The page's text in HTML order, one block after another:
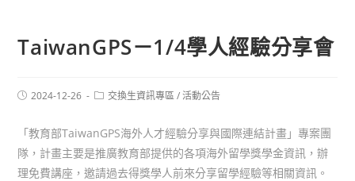
TaiwanGPS－1/4學人經驗分享會
2024-12-26 交換生資訊專區 / 活動公告
「教育部TaiwanGPS海外人才經驗分享與國際連結計畫」專案團
隊，計畫主要是推廣教育部提供的各項海外留學獎學金資訊，辦
理免費講座，邀請過去得獎學人前來分享留學經驗等相關資訊。